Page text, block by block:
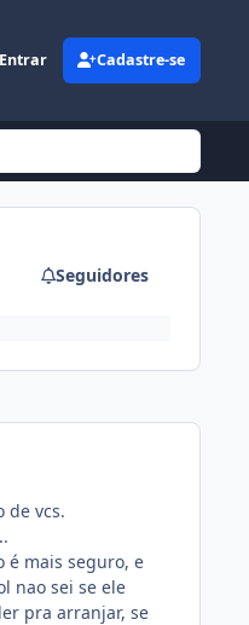
Entrar Cadastre-se
Seguidores
de vcs.
é mais seguro, e
nao sei se ele
pra arranjar, se